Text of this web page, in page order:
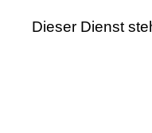
Dieser Dienst